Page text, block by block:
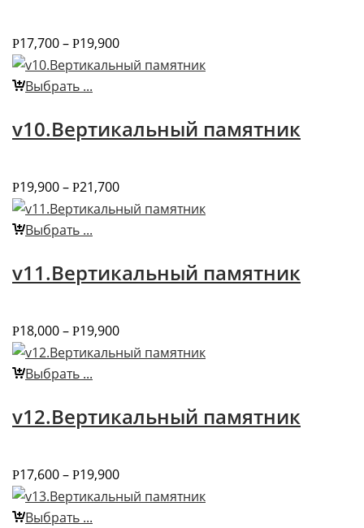
Р17,700– Р19,900
Выбрать ...
v10.Вертикальный памятник
Р19,900– Р21,700
Выбрать ...
v11.Вертикальный памятник
Р18,000– Р19,900
Выбрать ...
v12.Вертикальный памятник
Р17,600– Р19,900
Выбрать ...